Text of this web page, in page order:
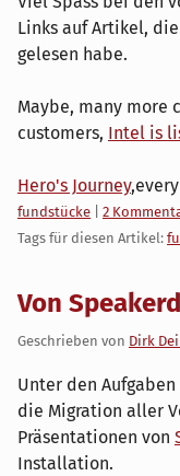
Links auf Artikel,
gelesen habe.
Maybe, many more
customers, Intel is
Hero's Journey
Kategorien:
fundstücke
2
Tags für diesen Artikel:
Von
Geschrieben von Dirk
Unter den Aufgaben
die Migration aller
Präsentationen von
Installation.